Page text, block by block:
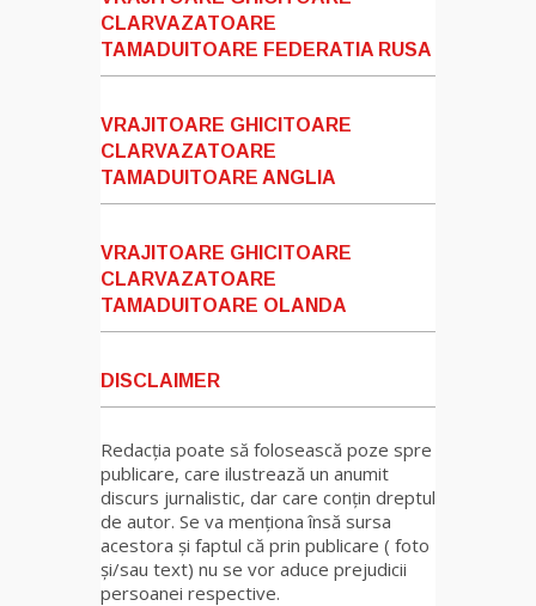
CLARVAZATOARE
TAMADUITOARE FEDERATIA RUSA
VRAJITOARE GHICITOARE
CLARVAZATOARE
TAMADUITOARE ANGLIA
VRAJITOARE GHICITOARE
CLARVAZATOARE
TAMADUITOARE OLANDA
DISCLAIMER
Redacția poate să folosească poze spre
publicare, care ilustrează un anumit
discurs jurnalistic, dar care conțin dreptul
de autor. Se va menționa însă sursa
acestora și faptul că prin publicare ( foto
și/sau text) nu se vor aduce prejudicii
persoanei respective.